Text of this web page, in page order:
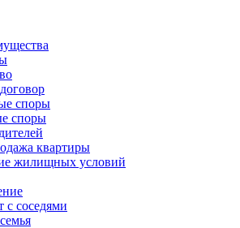
споры
споры
квартиры
жилищных условий
с соседями